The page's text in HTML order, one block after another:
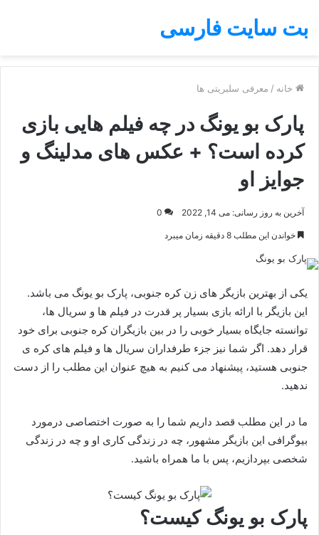
بت سایت فارسی
خانه / معرفی سلبریتی ها
پارک بو یونگ در چه فیلم هایی بازی
کرده است؟ + عکس های مدلینگ و
جوایز او
آخرین به روز رسانی: می 14, 2022 0
خواندن این مطلب 8 دقیقه زمان میبرد
یکی از بهترین بازیگر های زن کره جنوبی، پارک بو یونگ می باشد.
این بازیگر با ارائه بازی بسیار پر قدرت در فیلم ها و سریال ها،
توانسته جایگاه بسیار خوبی را در بین بازیگران کره جنوبی برای خود
قرار دهد. اگر شما نیز جزء طرفداران سریال ها و فیلم های کره ی
جنوبی هستید، پیشنهاد می کنیم به هیچ عنوان این مطلب را از دست
ندهید.
ما در این مطلب قصد داریم شما را به صورت اختصاصی درمورد
بیوگرافی این بازیگر مشهور، چه در زندگی کاری او و چه در زندگی
شخصی بپردازیم، پس با ما همراه باشید.
پارک بو یونگ کیست؟